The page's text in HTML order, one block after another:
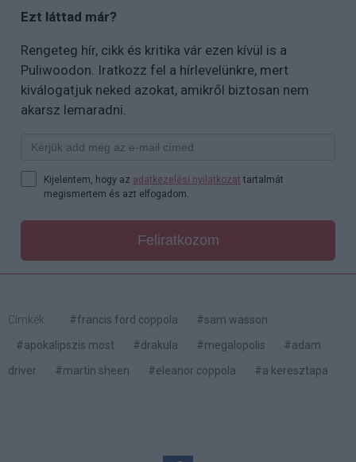
Ezt láttad már?
Rengeteg hír, cikk és kritika vár ezen kívül is a
Puliwoodon. Iratkozz fel a hírlevelünkre, mert
kiválogatjuk neked azokat, amikről biztosan nem
akarsz lemaradni.
Kijelentem, hogy az adatkezelési nyilatkozat tartalmát
megismertem és azt elfogadom.
Feliratkozom
Címkék: #francis ford coppola
#sam wasson
#apokalipszis most
#drakula #megalopolis
#adam
driver
#martin sheen #eleanor coppola #a keresztapa